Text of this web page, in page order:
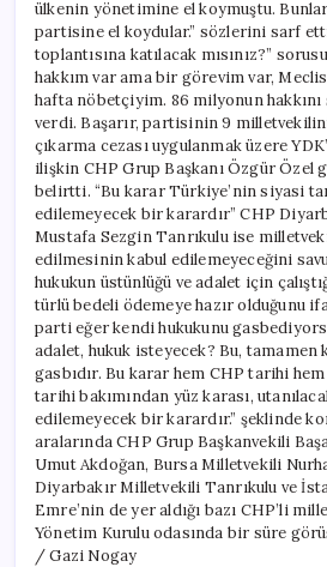
ülkenin yönetimine el koymuştu.
partisine el koydular.” sözlerini sarf
toplantısına katılacak mısınız?”
hakkım var ama bir görevim var,
hafta nöbetçiyim. 86 milyonun hakkını
verdi. Başarır, partisinin 9
çıkarma cezası uygulanmak üzere
ilişkin CHP Grup Başkanı Özgür Özel
belirtti. “Bu karar Türkiye’nin siyasi
edilemeyecek bir karardır” CHP
Mustafa Sezgin Tanrıkulu ise
edilmesinin kabul edilemeyeceğini
hukukun üstünlüğü ve adalet için
türlü bedeli ödemeye hazır olduğunu
parti eğer kendi hukukunu
adalet, hukuk isteyecek? Bu, tamamen
gasbıdır. Bu karar hem CHP tarihi
tarihi bakımından yüz karası,
edilemeyecek bir karardır.” şeklinde
aralarında CHP Grup Başkanvekili
Umut Akdoğan, Bursa Milletvekili
Diyarbakır Milletvekili Tanrıkulu ve
Emre’nin de yer aldığı bazı CHP’li
Yönetim Kurulu odasında bir süre
/ Gazi Nogay